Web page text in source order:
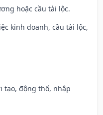
hoặc cầu tài lộc.
kinh doanh, cầu tài lộc,
tạo, động thổ, nhập